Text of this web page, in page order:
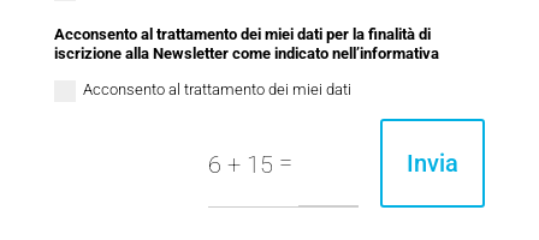
Acconsento al trattamento dei miei dati per la finalità di
iscrizione alla Newsletter come indicato nell’informativa
Acconsento al trattamento dei miei dati
6 + 15 = Invia